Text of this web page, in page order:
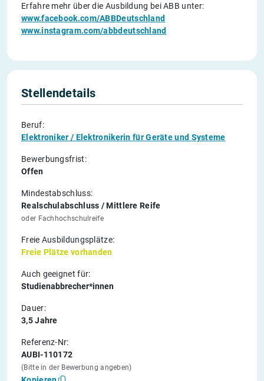
Erfahre mehr über die Ausbildung bei ABB unter:
www.facebook.com/ABBDeutschland
www.instagram.com/abbdeutschland
Stellendetails
Beruf:
Elektroniker / Elektronikerin für Geräte und Systeme
Bewerbungsfrist:
Offen
Mindestabschluss:
Realschulabschluss / Mittlere Reife
oder Fachhochschulreife
Freie Ausbildungsplätze:
Freie Plätze vorhanden
Auch geeignet für:
Studienabbrecher*innen
Dauer:
3,5 Jahre
Referenz-Nr:
AUBI-110172
(Bitte in der Bewerbung angeben)